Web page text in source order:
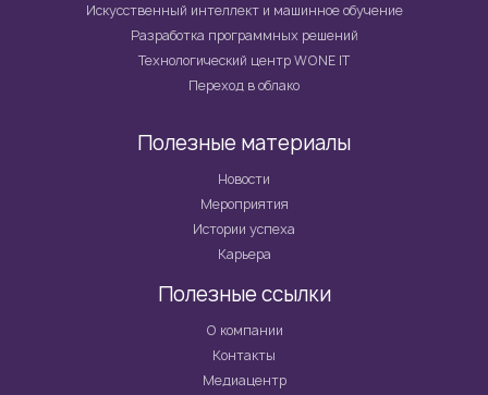
Искусственный интеллект и машинное обучение
Разработка программных решений
Технологический центр WONE IT
Переход в облако
Полезные материалы
Новости
Мероприятия
Истории успеха
Карьера
Полезные ссылки
О компании
Контакты
Медиацентр